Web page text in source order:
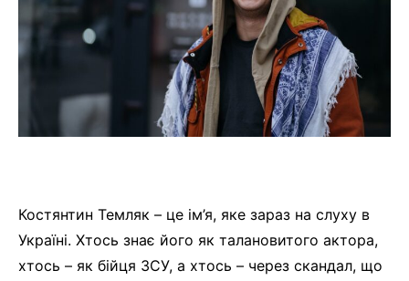
Костянтин Темляк – це ім’я, яке зараз на слуху в
Україні. Хтось знає його як талановитого актора,
хтось – як бійця ЗСУ, а хтось – через скандал, що